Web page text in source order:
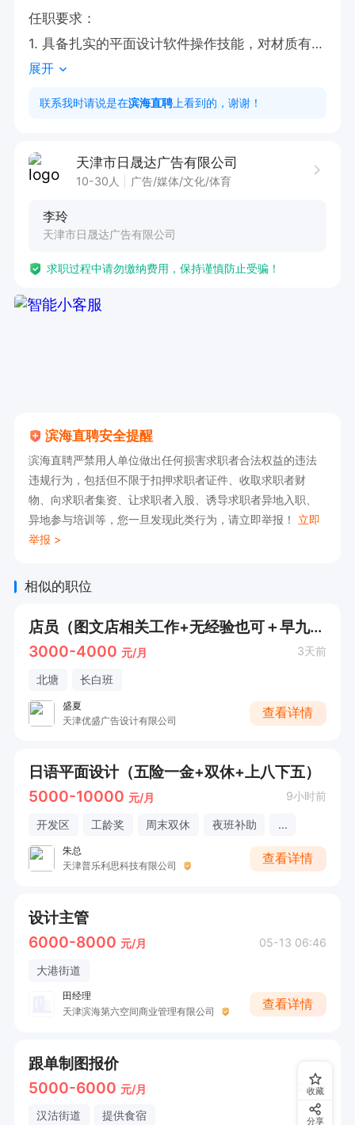
任职要求：
1. 具备扎实的平面设计软件操作技能，对材质有深
入了解。
2. 拥有三年以上平面设计工作经验，能够独立应
我们提供具有竞争力的薪酬待遇，试用期 3000 元
元绩效 +提成 +团队福利 +全勤 +加班费 +五险，
时工作制，享有周末双休及年终奖。在这里，您将
拥有稳定的工作环境，广阔的职业发展空间，与优
展开
联系我时请说是在滨海直聘 上看到的，谢谢！
天津市日晟达广告有限公司
10-30人 广告/媒体/文化/体育
李玲
天津市日晟达广告有限公司
求职过程中请勿缴纳费用，保持谨慎防止受骗！
滨海直聘安全提醒
滨海直聘严禁用人单位做出任何损害求职者合法权益的违法
违规行为，包括但不限于扣押求职者证件、收取求职者财
物、向求职者集资、让求职者入股、诱导求职者异地入职、
异地参与培训等，您一旦发现此类行为，请立即举报！ 立即
举报 >
相似的职位
店员（图文店相关工作+无经验也可＋早九晚六）
3000-4000 元/月 3天前
北塘 长白班
盛夏
天津优盛广告设计有限公司
查看详情
日语平面设计（五险一金+双休+上八下五）
5000-10000 元/月 9小时前
开发区 工龄奖 周末双休 夜班补助 ...
朱总
天津普乐利思科技有限公司
查看详情
设计主管
6000-8000 元/月 05-13 06:46
大港街道
田经理
天津滨海第六空间商业管理有限公司
查看详情
跟单制图报价
5000-6000 元/月 2天前
汉沽街道 提供食宿
收藏
分享